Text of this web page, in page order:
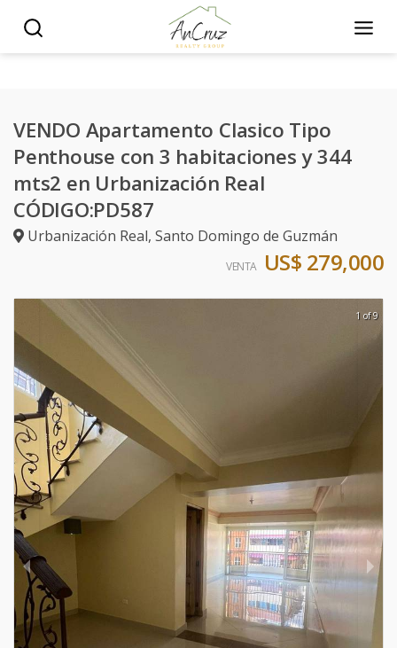
VENDO Apartamento Clasico Tipo
Penthouse con 3 habitaciones y 344
mts2 en Urbanización Real
CÓDIGO:PD587
Urbanización Real, Santo Domingo de Guzmán
VENTA US$ 279,000
1 of 9